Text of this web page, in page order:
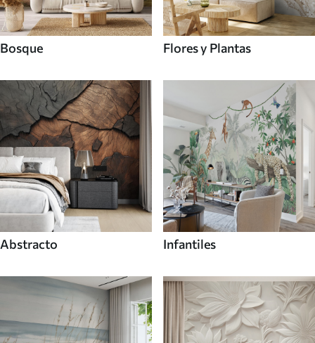
Bosque Flores y Plantas
Abstracto Infantiles